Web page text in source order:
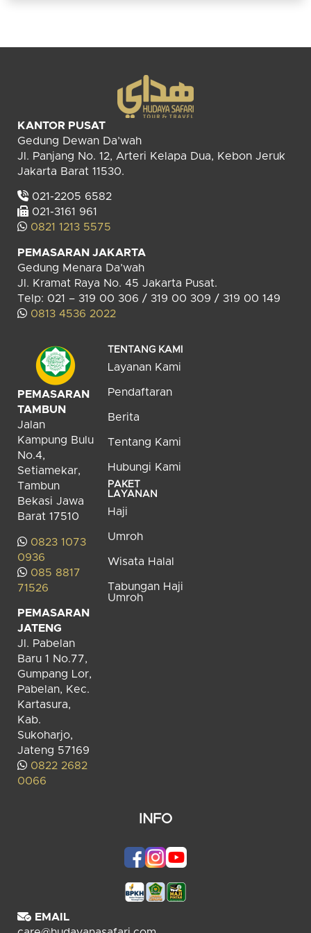
KANTOR PUSAT
Gedung Dewan Da’wah
Jl. Panjang No. 12, Arteri Kelapa Dua, Kebon Jeruk
Jakarta Barat 11530.
021-2205 6582
021-3161 961
0821 1213 5575
PEMASARAN JAKARTA
Gedung Menara Da’wah
Jl. Kramat Raya No. 45 Jakarta Pusat.
Telp: 021 – 319 00 306 / 319 00 309 / 319 00 149
0813 4536 2022
PEMASARAN
TAMBUN
Jalan
Kampung Bulu
No.4,
Setiamekar,
Tambun
Bekasi Jawa
Barat 17510
0823 1073
0936
085 8817
71526
PEMASARAN
JATENG
Jl. Pabelan
Baru 1 No.77,
Gumpang Lor,
Pabelan, Kec.
Kartasura,
Kab.
Sukoharjo,
Jateng 57169
0822 2682
0066
TENTANG KAMI
Layanan Kami
Pendaftaran
Berita
Tentang Kami
Hubungi Kami
PAKET
LAYANAN
Haji
Umroh
Wisata Halal
Tabungan Haji
Umroh
INFO
EMAIL